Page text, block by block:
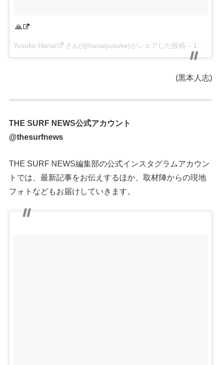
🙏
Yusuke Hanai さん(@hanaiyusuke)がシェアした投稿 – 12月 11, 2017 at 5:40午後 PST
(黒本人志)
THE SURF NEWS公式アカウント
@thesurfnews
THE SURF NEWS編集部の公式インスタグラムアカウン
トでは、最新記事をお伝えするほか、取材陣からの現地
フォトなどもお届けしていきます。